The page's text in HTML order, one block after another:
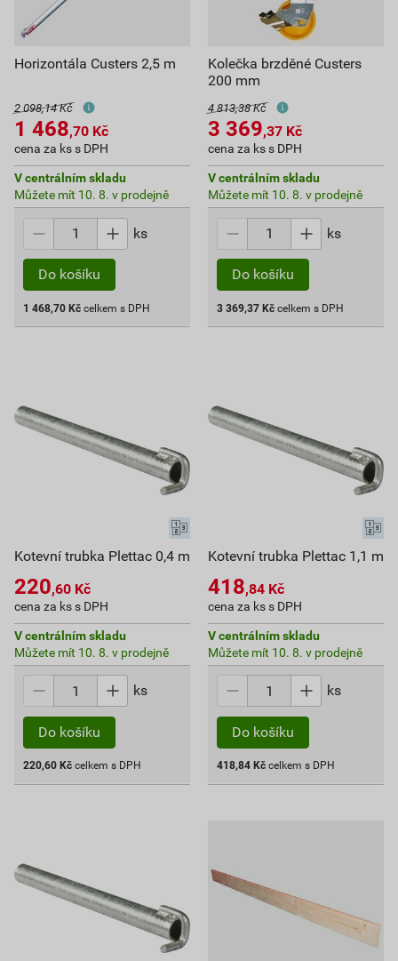
Horizontála Custers 2,5 m
2 098,14 Kč
1 468,70 Kč
cena za ks s DPH
V centrálním skladu
Můžete mít 10. 8. v prodejně
ks
Do košíku
1 468,70 Kč celkem s DPH
Kolečka brzděné Custers
200 mm
4 813,38 Kč
3 369,37 Kč
cena za ks s DPH
V centrálním skladu
Můžete mít 10. 8. v prodejně
ks
Do košíku
3 369,37 Kč celkem s DPH
Kotevní trubka Plettac 0,4 m
220,60 Kč
cena za ks s DPH
V centrálním skladu
Můžete mít 10. 8. v prodejně
ks
Do košíku
220,60 Kč celkem s DPH
Kotevní trubka Plettac 1,1 m
418,84 Kč
cena za ks s DPH
V centrálním skladu
Můžete mít 10. 8. v prodejně
ks
Do košíku
418,84 Kč celkem s DPH